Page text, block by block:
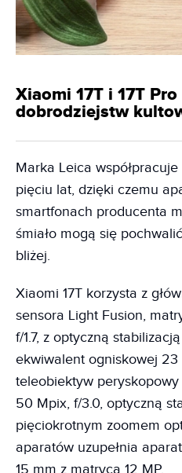
Xiaomi 17T i 17T
dobrodziejstw
Marka Leica
pięciu lat, dzięki czemu
smartfonach producenta
śmiało mogą się
bliżej.
Xiaomi 17T korzysta z
sensora Light Fusion,
f/1.7, z optyczną
ekwiwalent ogniskowej 23
teleobiektyw peryskopowy
50 Mpix, f/3.0, optyczną
pięciokrotnym zoomem
aparatów uzupełnia